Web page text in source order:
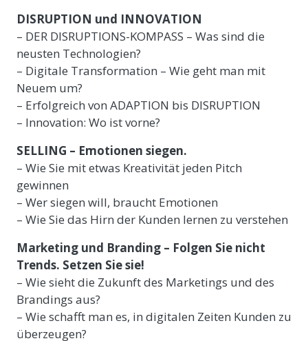
DISRUPTION und INNOVATION
– DER DISRUPTIONS-KOMPASS – Was sind die
neusten Technologien?
– Digitale Transformation – Wie geht man mit
Neuem um?
– Erfolgreich von ADAPTION bis DISRUPTION
– Innovation: Wo ist vorne?
SELLING – Emotionen siegen.
– Wie Sie mit etwas Kreativität jeden Pitch
gewinnen
– Wer siegen will, braucht Emotionen
– Wie Sie das Hirn der Kunden lernen zu verstehen
Marketing und Branding – Folgen Sie nicht
Trends. Setzen Sie sie!
– Wie sieht die Zukunft des Marketings und des
Brandings aus?
– Wie schafft man es, in digitalen Zeiten Kunden zu
überzeugen?